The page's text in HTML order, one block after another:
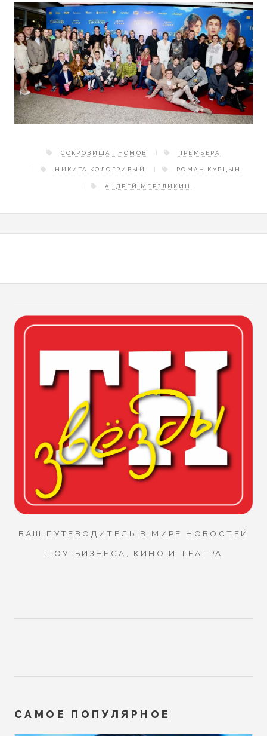
СОКРОВИЩА ГНОМОВ ПРЕМЬЕРА
НИКИТА КОЛОГРИВЫЙ РОМАН КУРЦЫН
АНДРЕЙ МЕРЗЛИКИН
ВАШ ПУТЕВОДИТЕЛЬ В МИРЕ НОВОСТЕЙ
ШОУ-БИЗНЕСА, КИНО И ТЕАТРА
САМОЕ ПОПУЛЯРНОЕ